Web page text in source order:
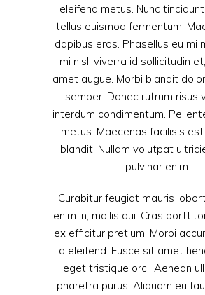
eleifend metus. Nunc
tellus euismod fermentum.
dapibus eros. Phasellus eu mi
mi nisl, viverra id sollicitudin
amet augue. Morbi blandit
semper. Donec rutrum risus
interdum condimentum.
metus. Maecenas facilisis
blandit. Nullam volutpat
pulvinar enim
Curabitur feugiat mauris
enim in, mollis dui. Cras
ex efficitur pretium. Morbi
a eleifend. Fusce sit amet
eget tristique orci. Aenean
pharetra purus. Aliquam eu